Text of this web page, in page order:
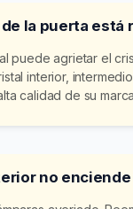
la puerta está
puede agrietar el
interior,
calidad de su
no enciende